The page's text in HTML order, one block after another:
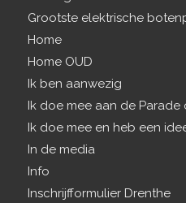
Grootste elektrische
Home
Home OUD
Ik ben aanwezig
Ik doe mee aan de Parade
Ik doe mee en heb een
In de media
Info
Inschrijfformulier Drenthe